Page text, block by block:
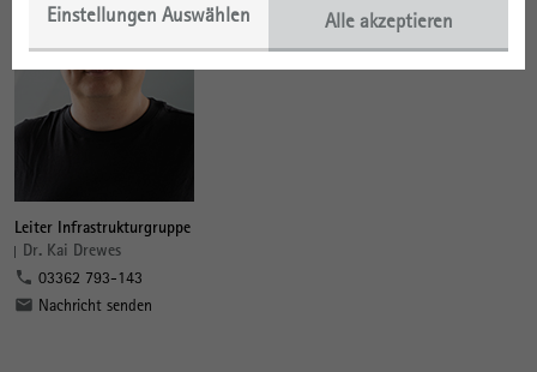
Einstellungen Auswählen Alle akzeptieren
Leiter Infrastrukturgruppe
Dr. Kai Drewes
03362 793-143
Nachricht senden